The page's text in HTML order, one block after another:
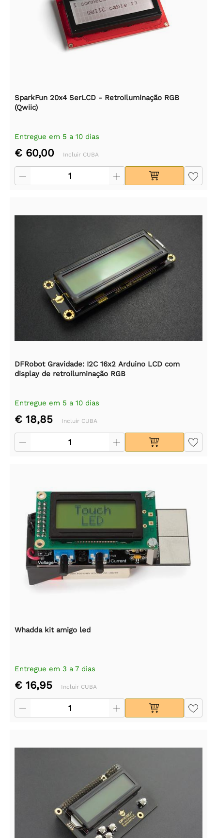
SparkFun 20x4 SerLCD - Retroiluminação RGB
(Qwiic)
Entregue em 5 a 10 dias
€ 60,00 Incluir CUBA
DFRobot Gravidade: I2C 16x2 Arduino LCD com
display de retroiluminação RGB
Entregue em 5 a 10 dias
€ 18,85 Incluir CUBA
Whadda kit amigo led
Entregue em 3 a 7 dias
€ 16,95 Incluir CUBA